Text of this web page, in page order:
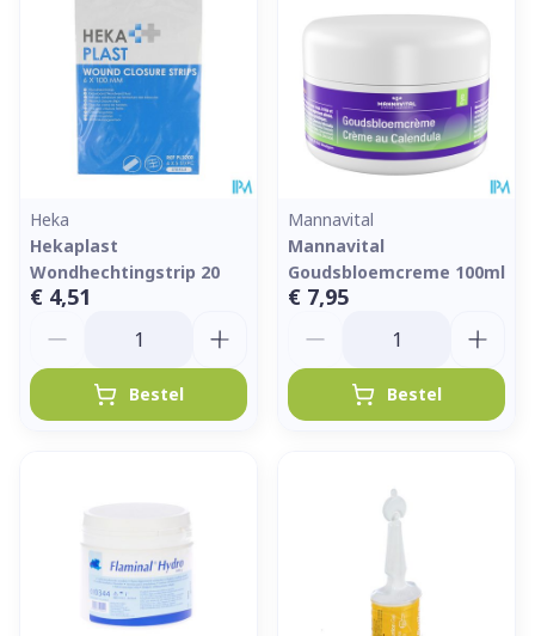
Heka
Hekaplast
Wondhechtingstrip 20
€ 4,51
Bestel
Mannavital
Mannavital
Goudsbloemcreme 100ml
€ 7,95
Bestel